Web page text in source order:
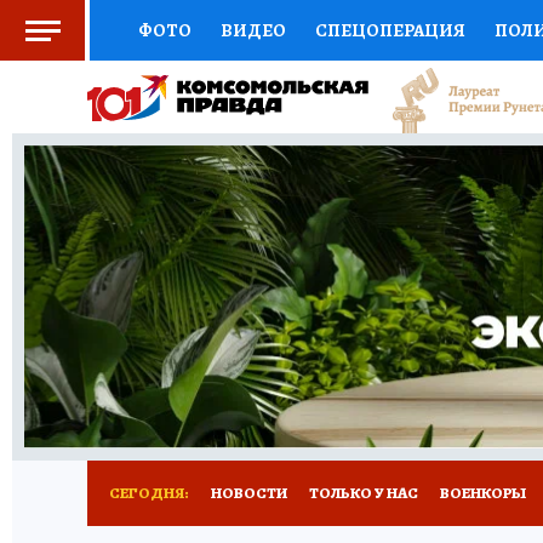
ФОТО ВИДЕО СПЕЦОПЕРАЦИЯ
СОЦПОДДЕРЖКА НАУКА СПОРТ
ВЫБОР ЭКСПЕРТОВ ДОКТОР
КНИЖНАЯ ПОЛКА ПРОГНОЗЫ НА СПОРТ
ПРЕСС-ЦЕНТР НЕДВИЖИМОСТЬ
РАДИО КП РЕКЛАМА ТЕСТЫ НОВОЕ
СЕГОДНЯ: НОВОСТИ ТОЛЬКО У НАС ВОЕНКОРЫ